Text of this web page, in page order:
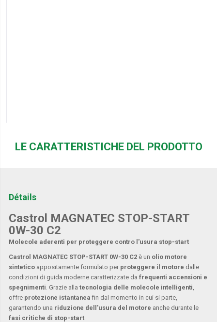
LE CARATTERISTICHE DEL PRODOTTO
Détails
Castrol MAGNATEC STOP-START
0W-30 C2
Molecole aderenti per proteggere contro l'usura stop-start
Castrol MAGNATEC STOP-START 0W-30 C2 è un olio motore
sintetico appositamente formulato per proteggere il motore dalle
condizioni di guida moderne caratterizzate dafrequenti accensioni e
spegnimenti. Grazie allatecnologia delle molecole intelligenti,
offre protezione istantanea fin dal momento in cui si parte,
garantendo una riduzione dell'usura del motore anche durante le
fasi critiche di stop-start.